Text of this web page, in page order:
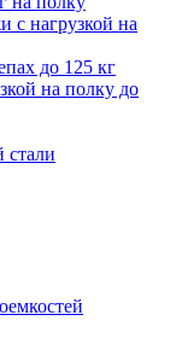
с нагрузкой на
до 125 кг
на полку до
стали